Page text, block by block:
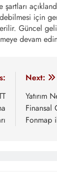
için
Güncel
devam
Next:
Yatırım
Finansal
Fonmap